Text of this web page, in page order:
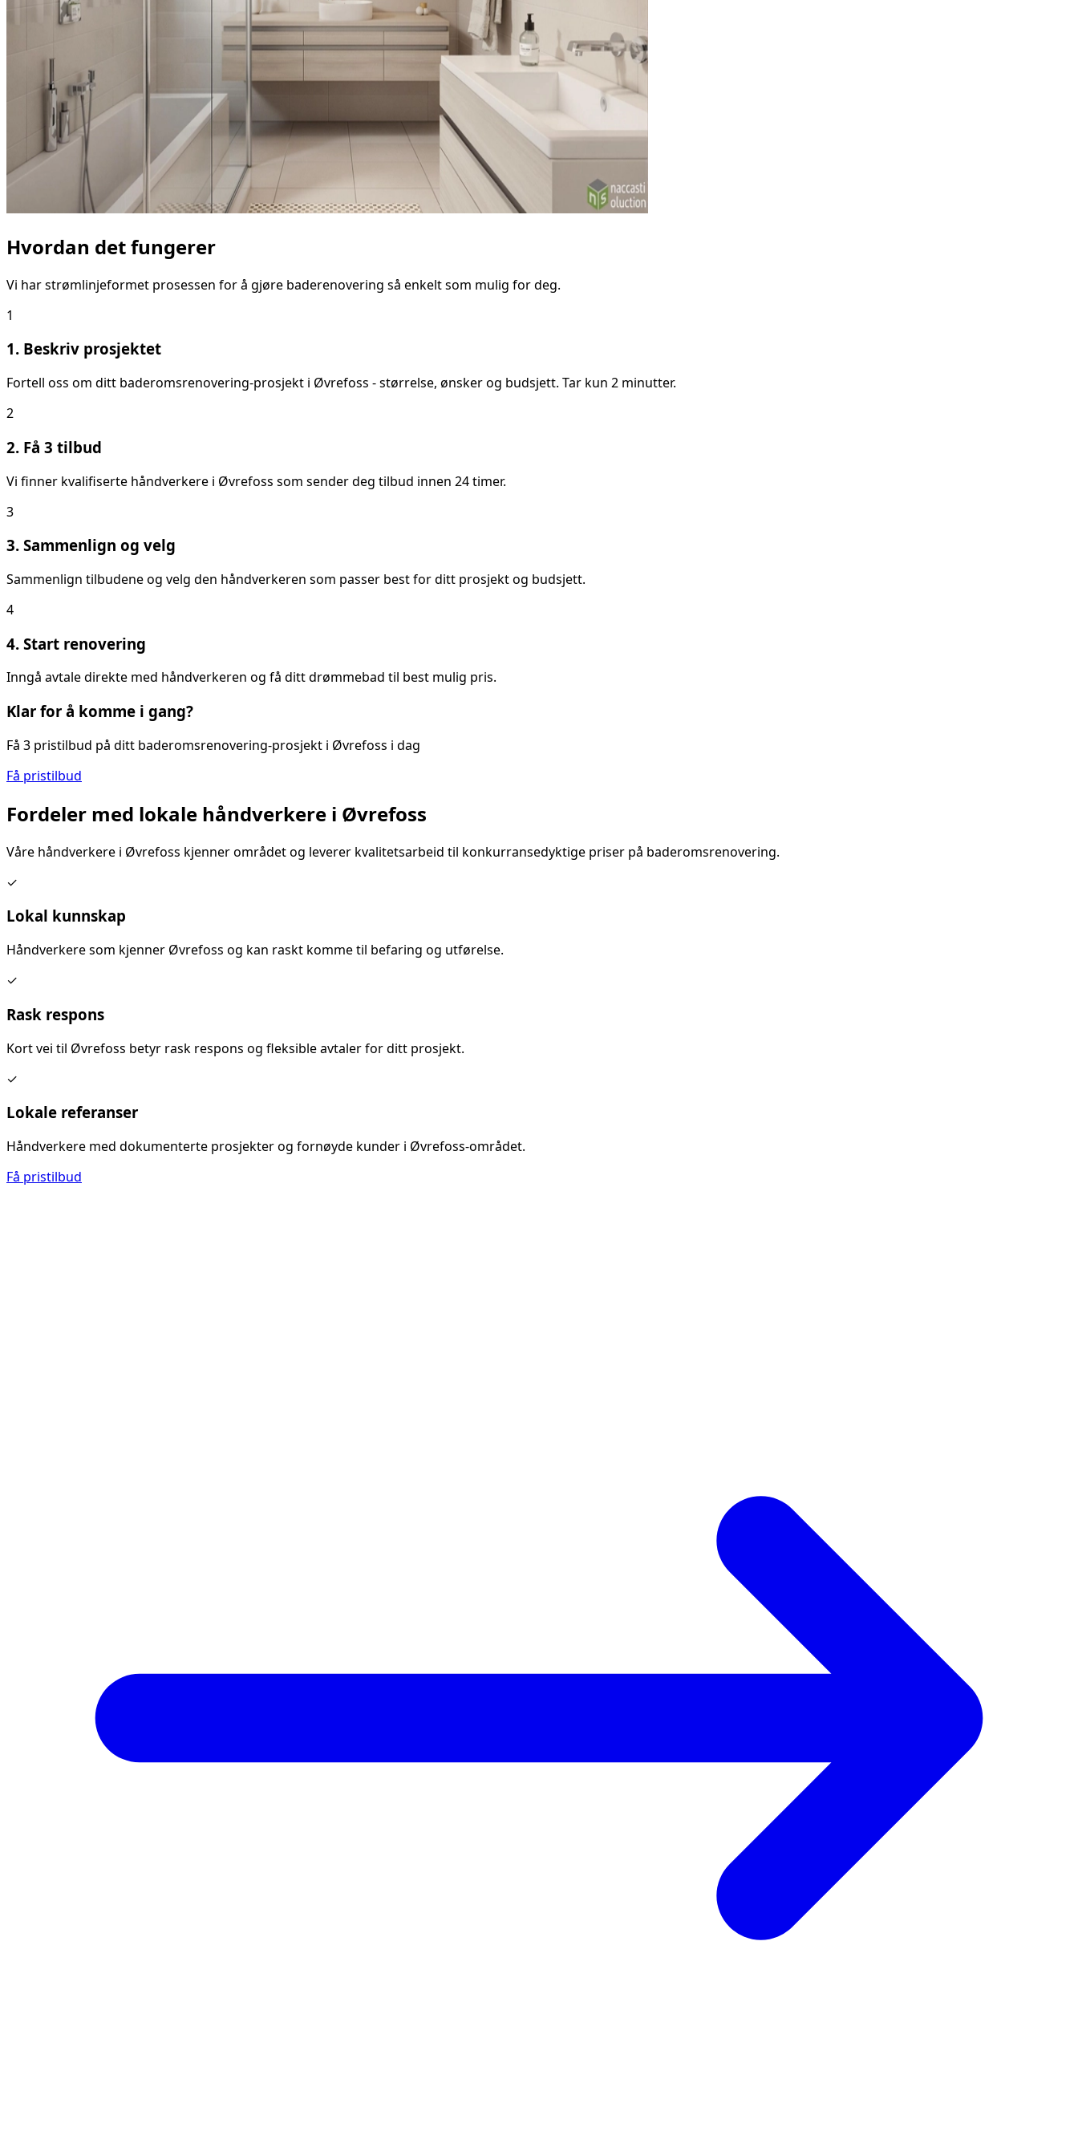
Hvordan det fungerer
Vi har strømlinjeformet prosessen for å gjøre baderenovering så enkelt som mulig for deg.
1
1. Beskriv prosjektet
Fortell oss om ditt baderomsrenovering-prosjekt i Øvrefoss - størrelse, ønsker og budsjett. Tar kun 2 minutter.
2
2. Få 3 tilbud
Vi finner kvalifiserte håndverkere i Øvrefoss som sender deg tilbud innen 24 timer.
3
3. Sammenlign og velg
Sammenlign tilbudene og velg den håndverkeren som passer best for ditt prosjekt og budsjett.
4
4. Start renovering
Inngå avtale direkte med håndverkeren og få ditt drømmebad til best mulig pris.
Klar for å komme i gang?
Få 3 pristilbud på ditt baderomsrenovering-prosjekt i Øvrefoss i dag
Få pristilbud
Fordeler med lokale håndverkere i Øvrefoss
Våre håndverkere i Øvrefoss kjenner området og leverer kvalitetsarbeid til konkurransedyktige priser på baderomsrenovering.
✓
Lokal kunnskap
Håndverkere som kjenner Øvrefoss og kan raskt komme til befaring og utførelse.
✓
Rask respons
Kort vei til Øvrefoss betyr rask respons og fleksible avtaler for ditt prosjekt.
✓
Lokale referanser
Håndverkere med dokumenterte prosjekter og fornøyde kunder i Øvrefoss-området.
Få pristilbud